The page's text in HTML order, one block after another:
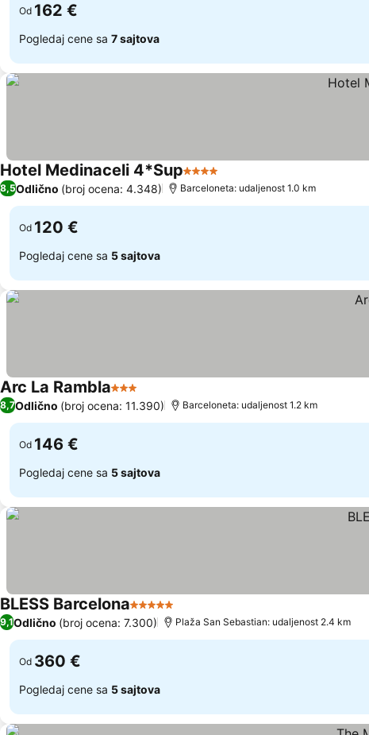
Od 162 €
Pogledaj cene sa 7 sajtova
Hotel Medinaceli 4*Sup4 Zvezdice
8,5Odlično (broj ocena: 4.348) Barceloneta: udaljenost 1.0 km
Od 120 €
Pogledaj cene sa 5 sajtova
Arc La Rambla3 ZvezdicePogledaj cene
8,7Odlično (broj ocena: 11.390) Barceloneta: udaljenost 1.2 km
Od 146 €
Pogledaj cene sa 5 sajtova
BLESS Barcelona5 Zvezdice
9,1Odlično (broj ocena: 7.300) Plaža San Sebastian: udaljenost 2.4 km
Od 360 €
Pogledaj cene sa 5 sajtova